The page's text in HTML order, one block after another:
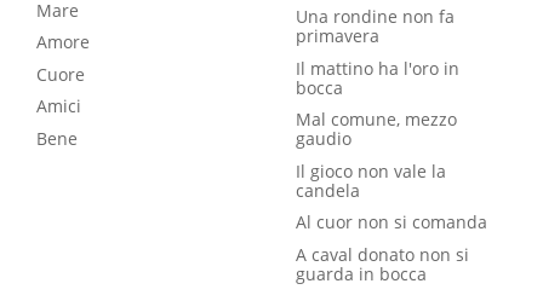
Mare
Amore
Cuore
Amici
Bene
Una rondine non fa
primavera
Il mattino ha l'oro in
bocca
Mal comune, mezzo
gaudio
Il gioco non vale la
candela
Al cuor non si comanda
A caval donato non si
guarda in bocca